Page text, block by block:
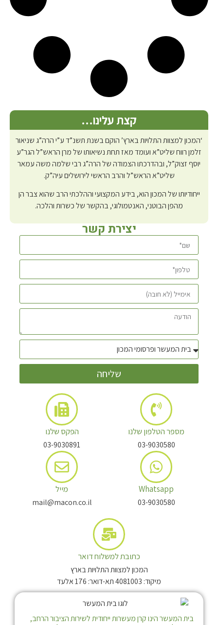
קצת עלינו…
‘המכון למצוות התלויות בארץ’ הוקם בשנת תשנ”ד ע”י הרה”ג שניאור
זלמן רווח שליט”א ועומד מאז תחת נשיאותו של מרן הראש”ל הגר”ע
יוסף זצוק”ל, ובהדרכתו הצמודה של הרה”ג רבי שלמה משה עמאר
שליט”א הראש”ל והרב הראשי לירושלים עיה”ק.
ייחודיותו של המכון הוא, בידע המקצועי וההלכתי הרב שהוא צבר הן
מהפן הבוטני, האנטמולוגי, בהקשר של כשרות והלכה.
יצירת קשר
שליחה
מספר הטלפון שלנו
03-9030580
Whatsapp
03-9030580
הפקס שלנו
03-9030891
מייל
mail@macon.co.il
כתובת למשלוח דואר
המכון למצוות התלויות בארץ
מיקוד: 4081003 תא-דואר: 176 אלעד
בית המעשר הינו קרן מעשרות ייחודית לשירות הציבור הרחב,